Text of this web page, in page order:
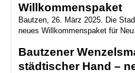
Willkommenspaket
Bautzen, 26. März 2025. Die
neues Willkommenspaket für
Bautzener
städtischer Hand –